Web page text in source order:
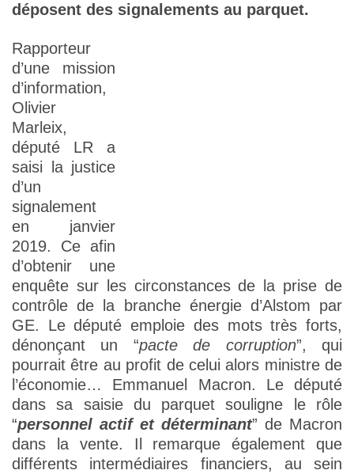
déposent des signalements au parquet.
Rapporteur
d’une mission
d’information,
Olivier
Marleix,
député LR a
saisi la justice
d’un
signalement
en janvier
2019. Ce afin
d’obtenir une
enquête sur les circonstances de la prise de
contrôle de la branche énergie d’Alstom par
GE. Le député emploie des mots très forts,
dénonçant un “pacte de corruption”, qui
pourrait être au profit de celui alors ministre de
l’économie… Emmanuel Macron. Le député
dans sa saisie du parquet souligne le rôle
“personnel actif et déterminant” de Macron
dans la vente. Il remarque également que
différents intermédiaires financiers, au sein